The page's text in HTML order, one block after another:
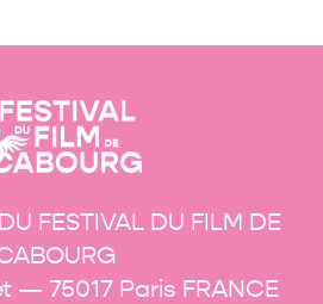
FESTIVAL DU FILM DE
— 75017 Paris FRANCE